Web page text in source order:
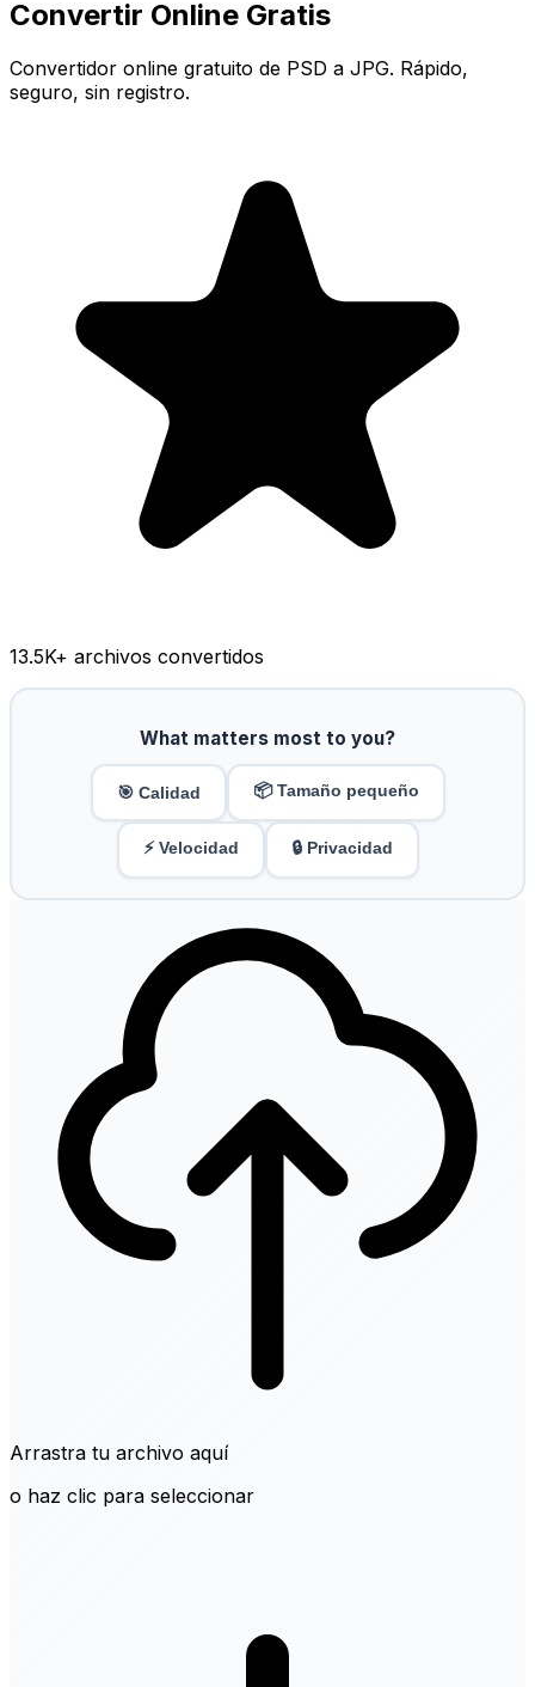
Convertir Online Gratis
Convertidor online gratuito de PSD a JPG. Rápido,
seguro, sin registro.
13.5K+ archivos convertidos
What matters most to you?
🎯 Calidad 📦 Tamaño pequeño
⚡ Velocidad 🔒 Privacidad
Arrastra tu archivo aquí
o haz clic para seleccionar